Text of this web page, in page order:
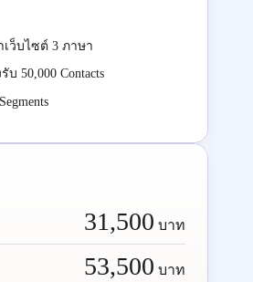
เว็บไซต์ 3 ภาษา
บ 50,000 Contacts
31,500 บาท
53,500 บาท